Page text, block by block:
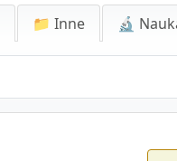
📁 Inne 🔬